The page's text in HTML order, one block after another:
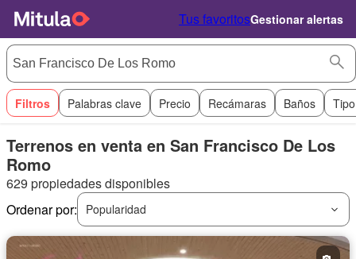
Tus favoritosGestionar alertas
Filtros Palabras clave Precio Recámaras Baños
Terrenos en venta en San Francisco De Los
Romo
629 propiedades disponibles
Ordenar por:
Popularidad